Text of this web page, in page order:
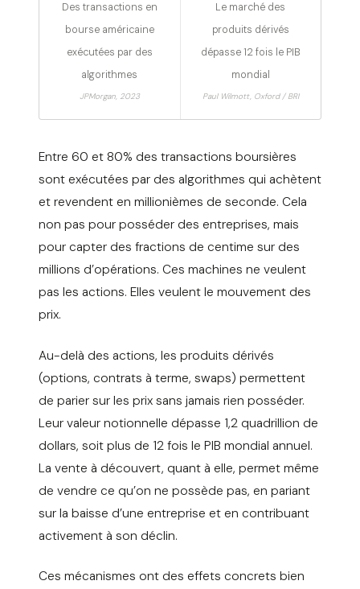
Des transactions en
bourse américaine
exécutées par des
algorithmes
JPMorgan, 2023
Le marché des
produits dérivés
dépasse 12 fois le PIB
mondial
Paul Wilmott, Oxford / BRI
Entre 60 et 80% des transactions boursières
sont exécutées par des algorithmes qui achètent
et revendent en millionièmes de seconde. Cela
non pas pour posséder des entreprises, mais
pour capter des fractions de centime sur des
millions d’opérations. Ces machines ne veulent
pas les actions. Elles veulent le mouvement des
prix.
Au-delà des actions, les produits dérivés
(options, contrats à terme, swaps) permettent
de parier sur les prix sans jamais rien posséder.
Leur valeur notionnelle dépasse 1,2 quadrillion de
dollars, soit plus de 12 fois le PIB mondial annuel.
La vente à découvert, quant à elle, permet même
de vendre ce qu’on ne possède pas, en pariant
sur la baisse d’une entreprise et en contribuant
activement à son déclin.
Ces mécanismes ont des effets concrets bien